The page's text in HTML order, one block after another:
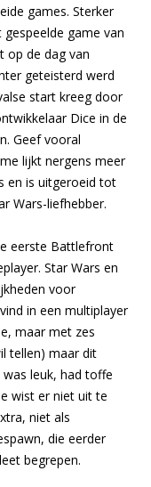
games. Sterker
game van
op de dag van
geteisterd werd
start kreeg door
Dice in de
Geef vooral
lijkt nergens meer
en is uitgeroeid tot
Wars-liefhebber.
eerste Battlefront
Star Wars en
voor
in een multiplayer
maar met zes
tellen) maar dit
leuk, had toffe
wist er niet uit te
niet als
die eerder
begrepen.